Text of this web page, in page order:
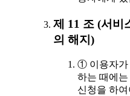
제 11 조 (서비
의 해지)
① 이용자가
하는 때에는
신청을 하